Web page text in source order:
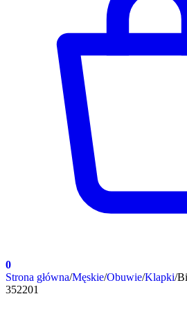
0
Strona główna/Męskie/Obuwie/Klapki/
352201